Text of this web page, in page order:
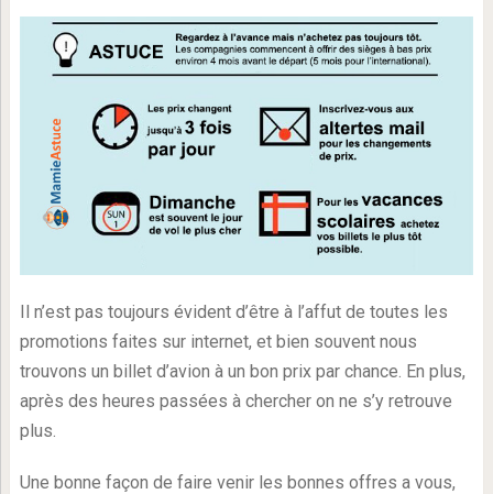
Il n’est pas toujours évident d’être à l’affut de toutes les
promotions faites sur internet, et bien souvent nous
trouvons un billet d’avion à un bon prix par chance. En plus,
après des heures passées à chercher on ne s’y retrouve
plus.
Une bonne façon de faire venir les bonnes offres a vous,